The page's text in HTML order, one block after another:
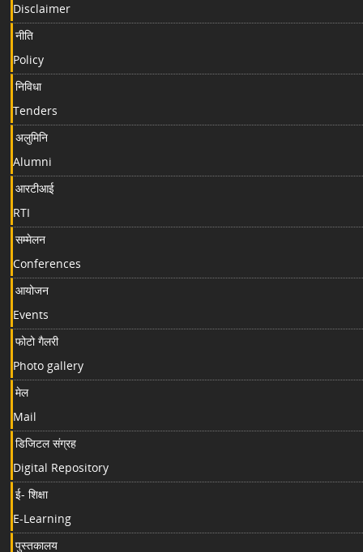
Disclaimer
नीति
Policy
निविधा
Tenders
अलुमिनि
Alumni
आरटीआई
RTI
सम्मेलन
Conferences
आयोजन
Events
फोटो गैलरी
Photo gallery
मेल
Mail
डिजिटल संग्रह
Digital Repository
ई- शिक्षा
E-Learning
पुस्तकालय